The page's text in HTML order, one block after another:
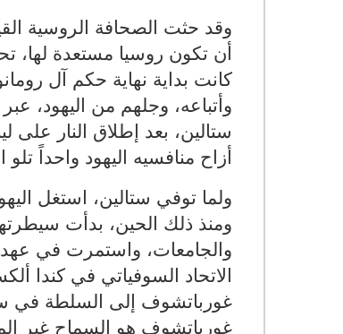
أن تكون روسيا مستعدة لها،
كانت بداية نهاية حكم آل
وأتباعه، وجلهم من اليهود،
ستالين، بعد إطلاق النار على
أزاح منافسيه اليهود واحداً تلو
ولما توفي ستالين، استغل
ومنذ ذلك الحين، بدأت
والجامعات، واستمرت في
الاتحاد السوفياتي في كندا
غورباتشوف إلى السلطة في سنة
غورباتشوف هو السماح غير